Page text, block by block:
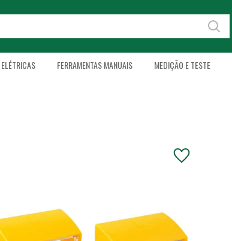
FERRAMENTAS MANUAIS MEDIÇÃO E TESTE